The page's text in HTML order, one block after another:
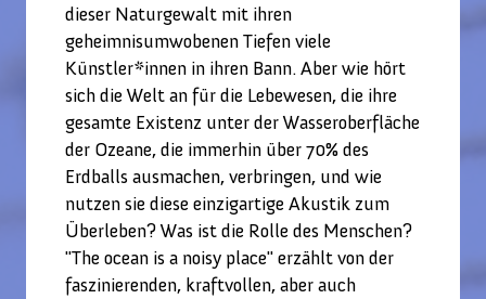
dieser Naturgewalt mit ihren
geheimnisumwobenen Tiefen viele
Künstler*innen in ihren Bann. Aber wie hört
sich die Welt an für die Lebewesen, die ihre
gesamte Existenz unter der Wasseroberfläche
der Ozeane, die immerhin über 70% des
Erdballs ausmachen, verbringen, und wie
nutzen sie diese einzigartige Akustik zum
Überleben? Was ist die Rolle des Menschen?
"The ocean is a noisy place" erzählt von der
faszinierenden, kraftvollen, aber auch